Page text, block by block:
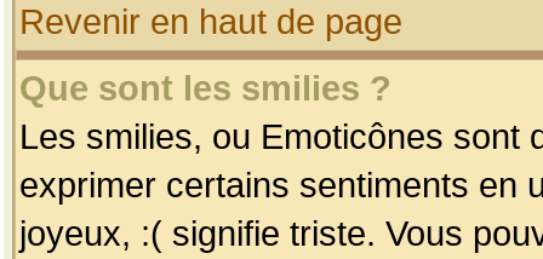
Revenir en haut de page
Que sont les smilies ?
Les smilies, ou Emoticônes sont
exprimer certains sentiments en
joyeux, :( signifie triste. Vous